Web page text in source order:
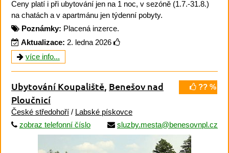
Ceny platí i při ubytování jen na 1 noc, v sezóně (1.7.-31.8.)
na chatách a v apartmánu jen týdenní pobyty.
Poznámky: Placená inzerce.
Aktualizace: 2. ledna 2026
více info...
?? %
Ubytování Koupaliště, Benešov nad
Ploučnicí
České středohoří / Labské pískovce
zobraz telefonní číslo
sluzby.mesta@benesovnpl.cz